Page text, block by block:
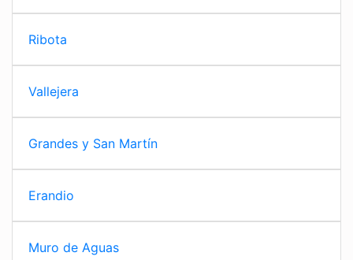
Ribota
Vallejera
Grandes y San Martín
Erandio
Muro de Aguas